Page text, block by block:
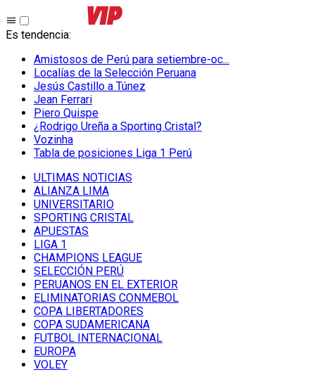
Es tendencia:
Amistosos de Perú para setiembre-oc...
Localías de la Selección Peruana
Jesús Castillo a Túnez
Jean Ferrari
Piero Quispe
¿Rodrigo Ureña a Sporting Cristal?
Vozinha
Tabla de posiciones Liga 1 Perú
ULTIMAS NOTICIAS
ALIANZA LIMA
UNIVERSITARIO
SPORTING CRISTAL
APUESTAS
LIGA 1
CHAMPIONS LEAGUE
SELECCIÓN PERÚ
PERUANOS EN EL EXTERIOR
ELIMINATORIAS CONMEBOL
COPA LIBERTADORES
COPA SUDAMERICANA
FUTBOL INTERNACIONAL
EUROPA
VOLEY